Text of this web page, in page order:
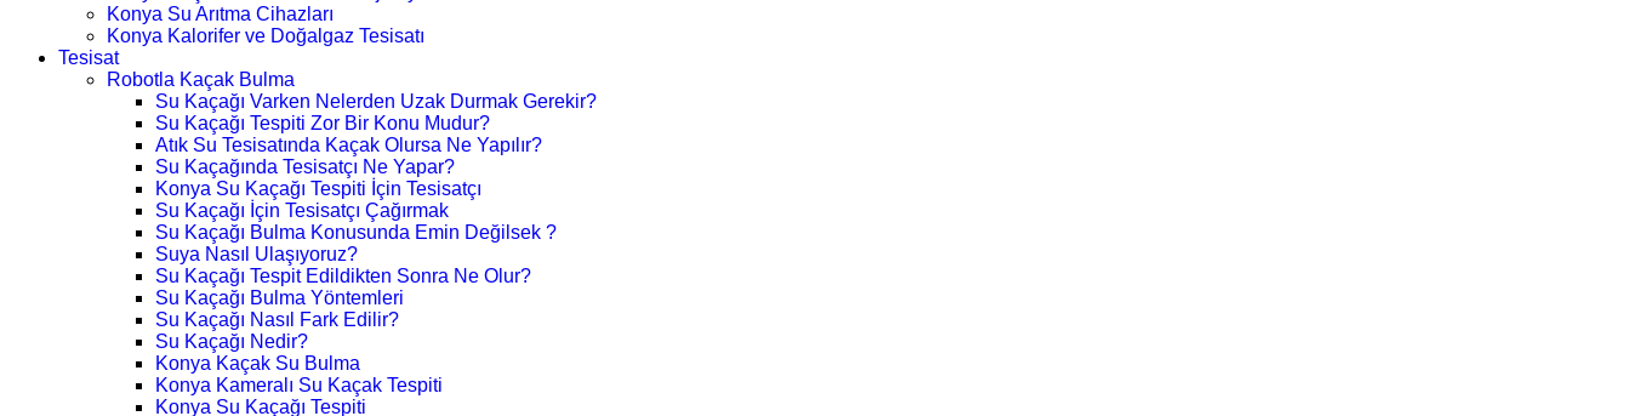
Konya Su Arıtma Cihazları
Konya Kalorifer ve Doğalgaz Tesisatı
Tesisat
Robotla Kaçak Bulma
Su Kaçağı Varken Nelerden Uzak Durmak Gerekir?
Su Kaçağı Tespiti Zor Bir Konu Mudur?
Atık Su Tesisatında Kaçak Olursa Ne Yapılır?
Su Kaçağında Tesisatçı Ne Yapar?
Konya Su Kaçağı Tespiti İçin Tesisatçı
Su Kaçağı İçin Tesisatçı Çağırmak
Su Kaçağı Bulma Konusunda Emin Değilsek ?
Suya Nasıl Ulaşıyoruz?
Su Kaçağı Tespit Edildikten Sonra Ne Olur?
Su Kaçağı Bulma Yöntemleri
Su Kaçağı Nasıl Fark Edilir?
Su Kaçağı Nedir?
Konya Kaçak Su Bulma
Konya Kameralı Su Kaçak Tespiti
Konya Su Kaçağı Tespiti